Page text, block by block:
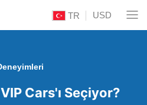
TR USD
Cars'ı Seçiyor?